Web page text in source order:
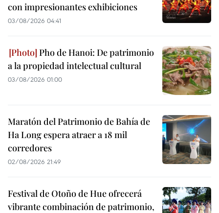
con impresionantes exhibiciones
03/08/2026 04:41
Pho de Hanoi: De patrimonio
a la propiedad intelectual cultural
03/08/2026 01:00
Maratón del Patrimonio de Bahía de
Ha Long espera atraer a 18 mil
corredores
02/08/2026 21:49
Festival de Otoño de Hue ofrecerá
vibrante combinación de patrimonio,